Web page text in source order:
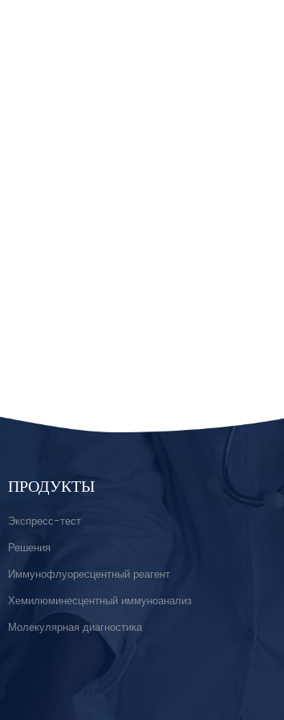
ПРОДУКТЫ
Экспресс-тест
Решения
Иммунофлуоресцентный реагент
Хемилюминесцентный иммуноанализ
Молекулярная диагностика